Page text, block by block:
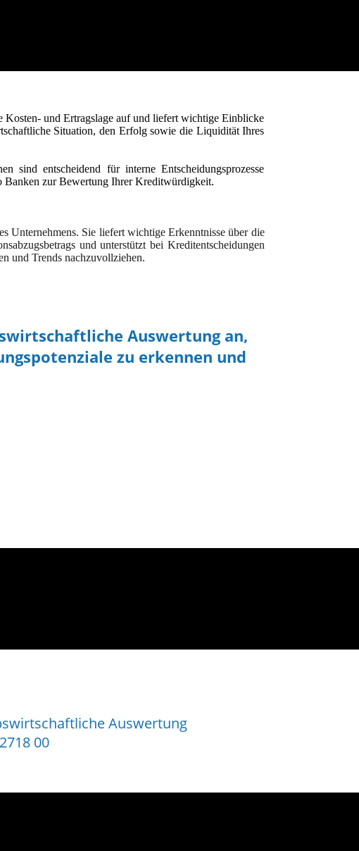
Kosten- und Ertragslage auf und liefert wichtige Einblicke
Situation, den Erfolg sowie die Liquidität Ihres
sind entscheidend für interne Entscheidungsprozesse
Banken zur Bewertung Ihrer Kreditwürdigkeit.
Unternehmens. Sie liefert wichtige Erkenntnisse über die
und unterstützt bei Kreditentscheidungen
und Trends nachzuvollziehen.
Auswertung an,
zu erkennen und
Auswertung
00